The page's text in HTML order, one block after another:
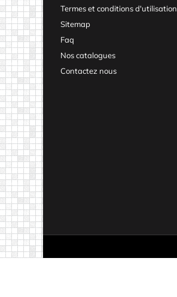
Termes et conditions d'utilisation
Sitemap
Faq
Nos catalogues
Contactez nous